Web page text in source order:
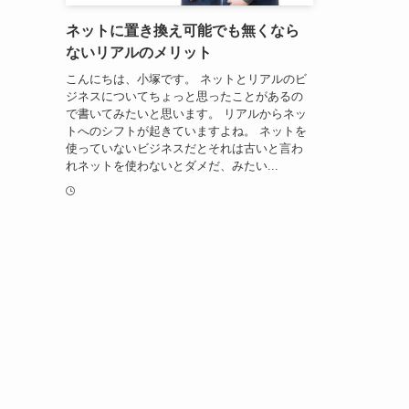
ネットに置き換え可能でも無くなら
ないリアルのメリット
こんにちは、小塚です。 ネットとリアルのビ
ジネスについてちょっと思ったことがあるの
で書いてみたいと思います。 リアルからネッ
トへのシフトが起きていますよね。 ネットを
使っていないビジネスだとそれは古いと言わ
れネットを使わないとダメだ、みたい...